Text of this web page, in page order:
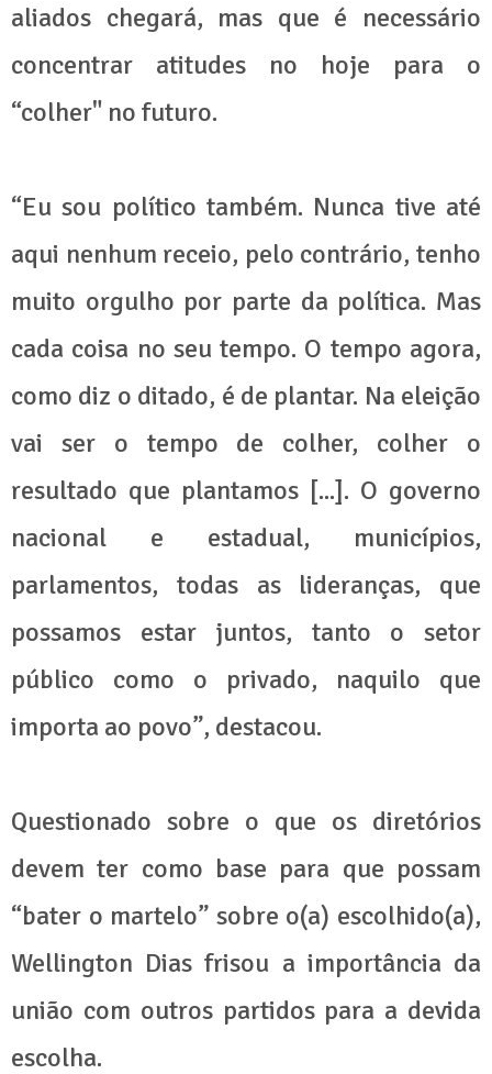
aliados chegará, mas que é necessário
concentrar atitudes no hoje para o
“colher" no futuro.
“Eu sou político também. Nunca tive até
aqui nenhum receio, pelo contrário, tenho
muito orgulho por parte da política. Mas
cada coisa no seu tempo. O tempo agora,
como diz o ditado, é de plantar. Na eleição
vai ser o tempo de colher, colher o
resultado que plantamos [...]. O governo
nacional e estadual, municípios,
parlamentos, todas as lideranças, que
possamos estar juntos, tanto o setor
público como o privado, naquilo que
importa ao povo”, destacou.
Questionado sobre o que os diretórios
devem ter como base para que possam
“bater o martelo” sobre o(a) escolhido(a),
Wellington Dias frisou a importância da
união com outros partidos para a devida
escolha.